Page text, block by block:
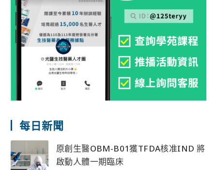
每日新聞
原創生醫OBM-B01獲TFDA核准IND 將
啟動人體一期臨床